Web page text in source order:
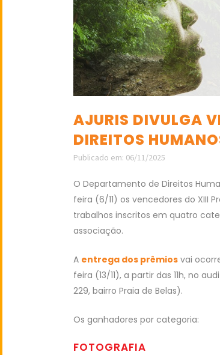
AJURIS DIVULGA
DIREITOS
Publicado em: 06/11/2025
O Departamento de Direitos
feira (6/11) os vencedores do XIII
trabalhos inscritos em quatro
associação.
A entrega dos prêmios vai
feira (13/11), a partir das 11h, no
229, bairro Praia de Belas).
Os ganhadores por categoria:
FOTOGRAFIA